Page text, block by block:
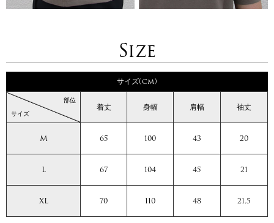
Size
サイズ(cm)
サイズ
部位
着丈 身幅 肩幅 袖丈
M 65 100 43 20
L 67 104 45 21
XL 70 110 48 21.5